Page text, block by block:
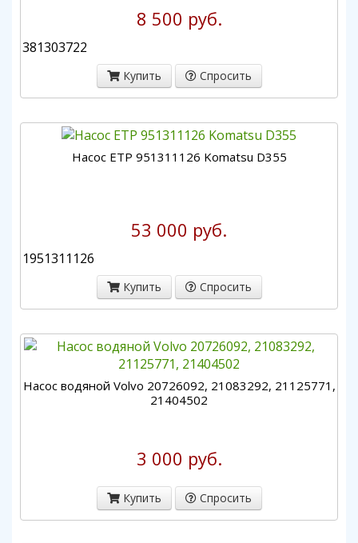
8 500 руб.
381303722
Купить Спросить
Насос ETP 951311126 Komatsu D355
53 000 руб.
1951311126
Купить Спросить
Насос водяной Volvo 20726092, 21083292, 21125771,
21404502
3 000 руб.
Купить Спросить